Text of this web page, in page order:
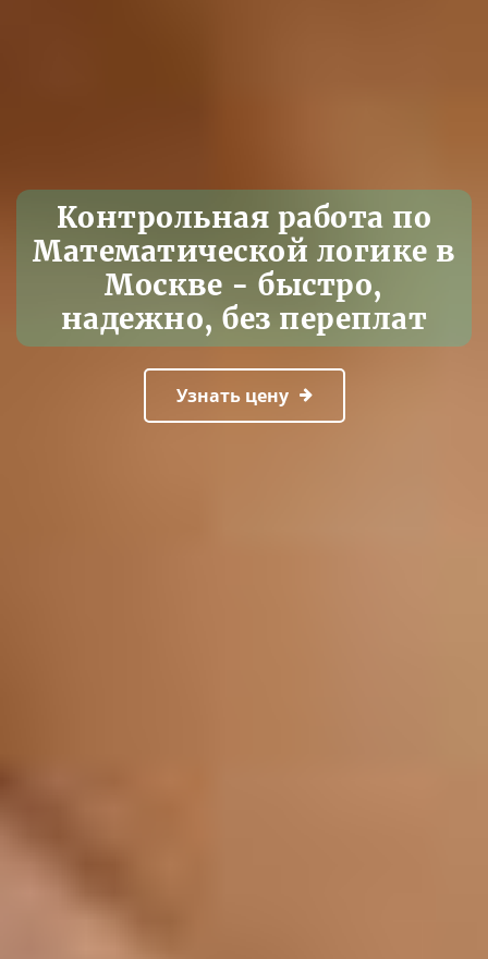
Контрольная работа по
Математической логике в
Москве - быстро,
надежно, без переплат
Узнать цену